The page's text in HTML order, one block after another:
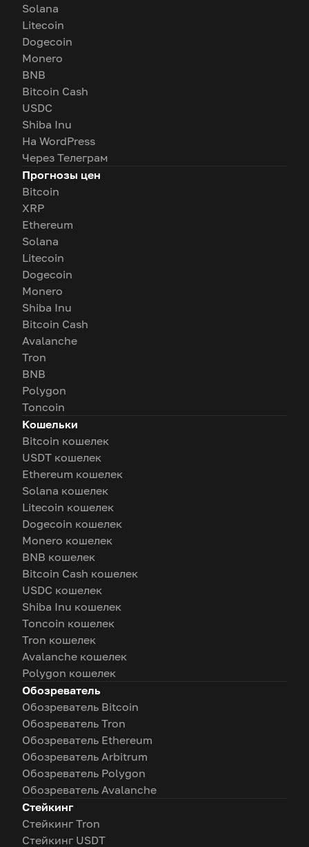
Solana
Litecoin
Dogecoin
Monero
BNB
Bitcoin Cash
USDC
Shiba Inu
На WordPress
Через Телеграм
Прогнозы цен
Bitcoin
XRP
Ethereum
Solana
Litecoin
Dogecoin
Monero
Shiba Inu
Bitcoin Cash
Avalanche
Tron
BNB
Polygon
Toncoin
Кошельки
Bitcoin кошелек
USDT кошелек
Ethereum кошелек
Solana кошелек
Litecoin кошелек
Dogecoin кошелек
Monero кошелек
BNB кошелек
Bitcoin Cash кошелек
USDC кошелек
Shiba Inu кошелек
Toncoin кошелек
Tron кошелек
Avalanche кошелек
Polygon кошелек
Обозреватель
Обозреватель Bitcoin
Обозреватель Tron
Обозреватель Ethereum
Обозреватель Arbitrum
Обозреватель Polygon
Обозреватель Avalanche
Стейкинг
Стейкинг Tron
Стейкинг USDT